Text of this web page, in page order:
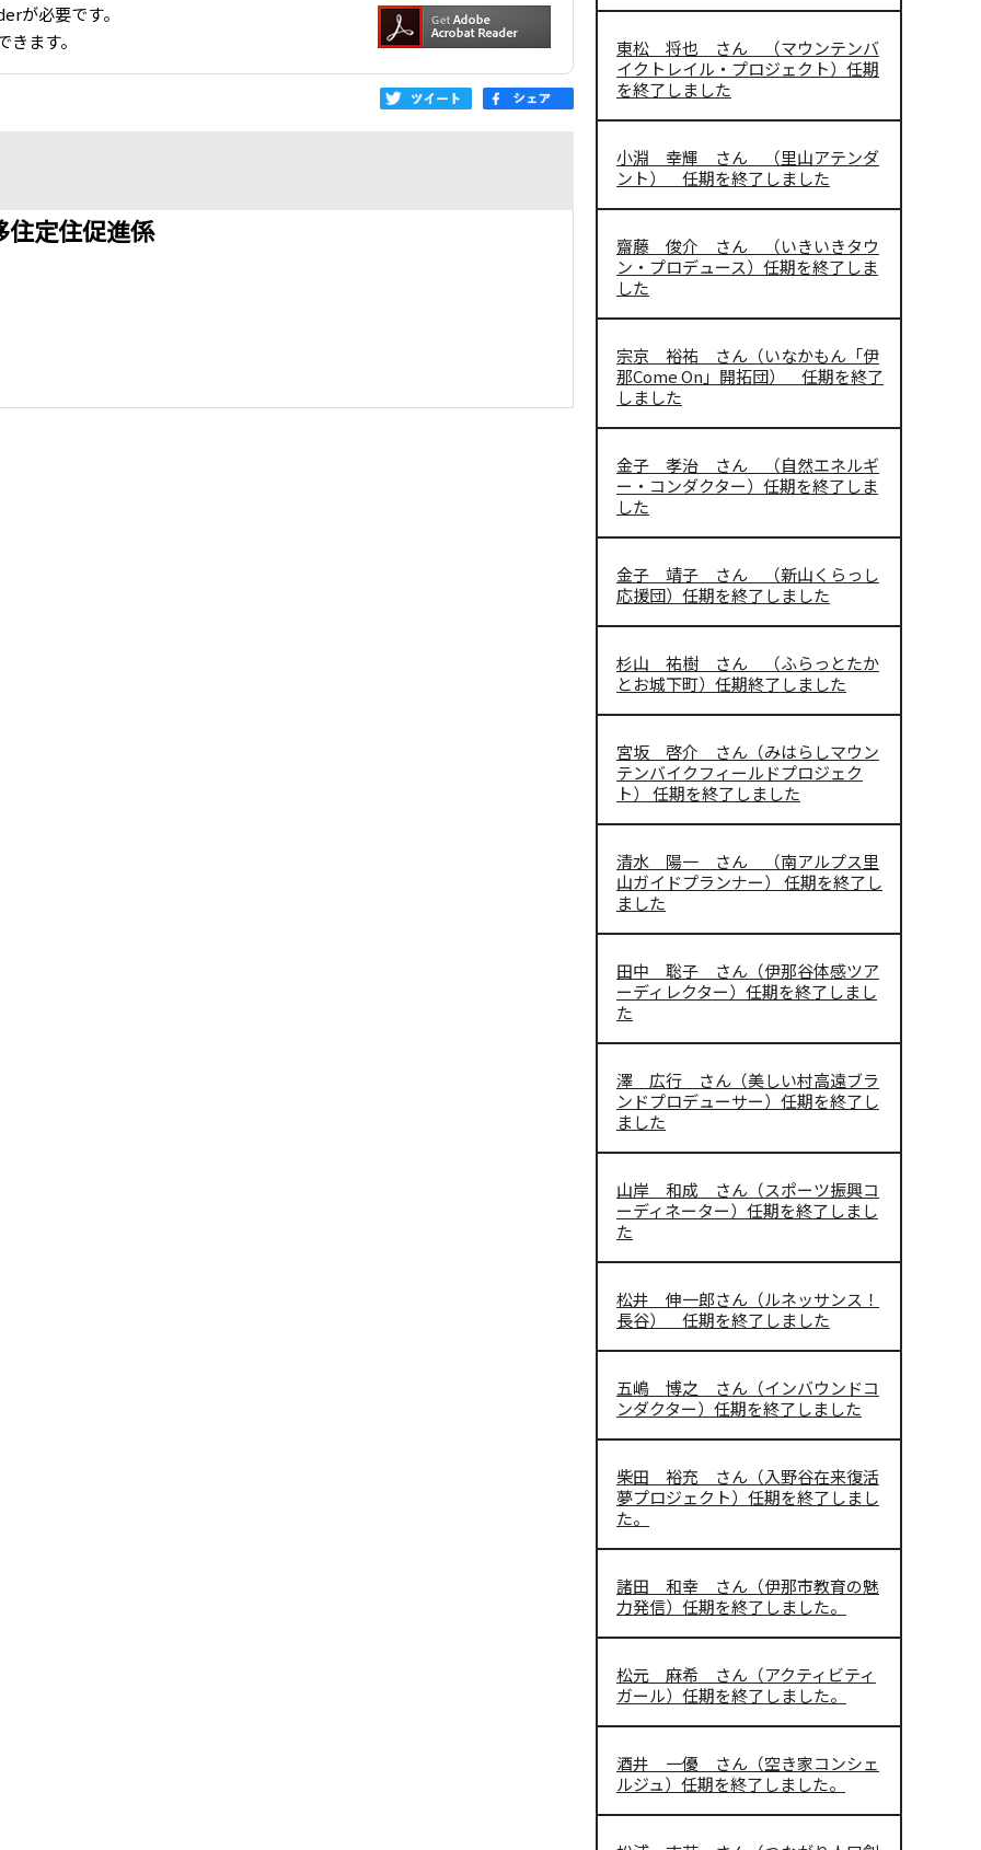
が必要です。
ます。
定住促進係
東松 将也 さん （マウンテンバ
イクトレイル・プロジェクト）任期
を終了しました
小淵 幸輝 さん （里山アテンダ
ント） 任期を終了しました
齋藤 俊介 さん （いきいきタウ
ン・プロデュース）任期を終了しま
した
宗京 裕祐 さん（いなかもん「伊
那Come On」開拓団） 任期を終了
しました
金子 孝治 さん （自然エネルギ
ー・コンダクター）任期を終了しま
した
金子 靖子 さん （新山くらっし
応援団）任期を終了しました
杉山 祐樹 さん （ふらっとたか
とお城下町）任期終了しました
宮坂 啓介 さん（みはらしマウン
テンバイクフィールドプロジェク
ト） 任期を終了しました
清水 陽一 さん （南アルプス里
山ガイドプランナー） 任期を終了し
ました
田中 聡子 さん（伊那谷体感ツア
ーディレクター）任期を終了しまし
た
澤 広行 さん（美しい村高遠ブラ
ンドプロデューサー）任期を終了し
ました
山岸 和成 さん（スポーツ振興コ
ーディネーター）任期を終了しまし
た
松井 伸一郎さん（ルネッサンス！
長谷） 任期を終了しました
五嶋 博之 さん（インバウンドコ
ンダクター）任期を終了しました
柴田 裕充 さん（入野谷在来復活
夢プロジェクト）任期を終了しまし
た。
諸田 和幸 さん（伊那市教育の魅
力発信）任期を終了しました。
松元 麻希 さん（アクティビティ
ガール）任期を終了しました。
酒井 一優 さん（空き家コンシェ
ルジュ）任期を終了しました。